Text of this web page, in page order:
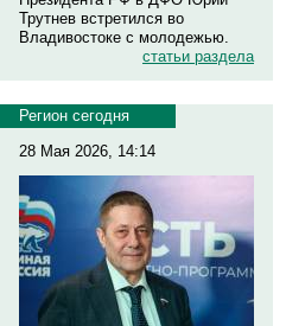
Трутнев встретился во
Владивостоке с молодежью.
статьи раздела
Регион сегодня
28 Мая 2026, 14:14